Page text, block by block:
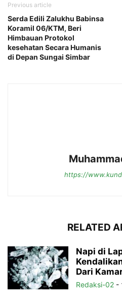
Previous article
Serda Edili Zalukhu Babinsa
Koramil 06/KTM, Beri
Himbauan Protokol
kesehatan Secara Humanis
di Depan Sungai Simbar
https://
RELATED
Napi di
Dari
Redaksi-02 -